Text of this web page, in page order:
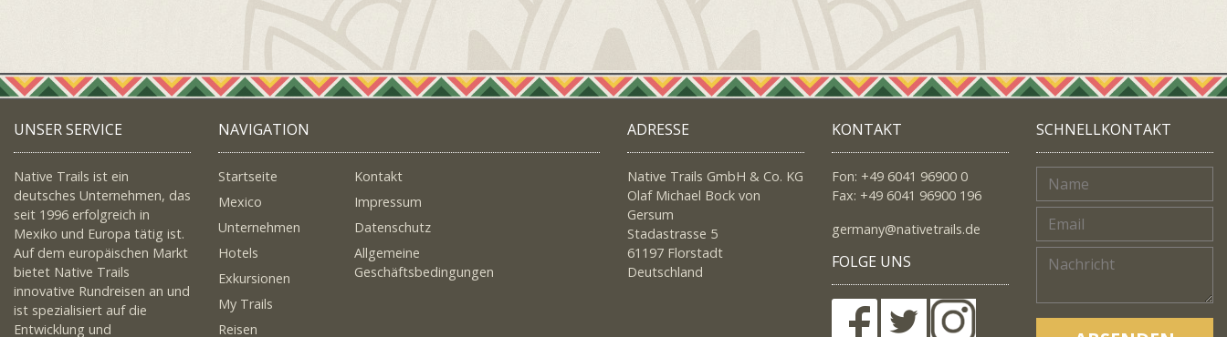
UNSER SERVICE
Native Trails ist ein
deutsches Unternehmen, das
seit 1996 erfolgreich in
Mexiko und Europa tätig ist.
Auf dem europäischen Markt
bietet Native Trails
innovative Rundreisen an und
ist spezialisiert auf die
Entwicklung und
NAVIGATION
Startseite
Mexico
Unternehmen
Hotels
Exkursionen
My Trails
Reisen
Kontakt
Impressum
Datenschutz
Allgemeine
Geschäftsbedingungen
ADRESSE
Native Trails GmbH & Co. KG
Olaf Michael Bock von
Gersum
Stadastrasse 5
61197 Florstadt
Deutschland
KONTAKT
Fon: +49 6041 96900 0
Fax: +49 6041 96900 196
germany@nativetrails.de
FOLGE UNS
SCHNELLKONTAKT